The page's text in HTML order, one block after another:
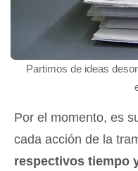
Partimos de ideas
Por el momento, es
cada acción de la
respectivos tiempo